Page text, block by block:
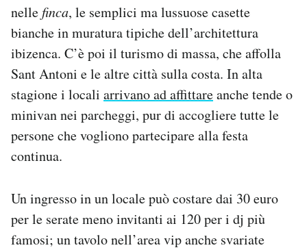
nelle finca, le semplici ma lussuose casette
bianche in muratura tipiche dell’architettura
ibizenca. C’è poi il turismo di massa, che affolla
Sant Antoni e le altre città sulla costa. In alta
stagione i locali arrivano ad affittareanche tende o
minivan nei parcheggi, pur di accogliere tutte le
persone che vogliono partecipare alla festa
continua.
Un ingresso in un locale può costare dai 30 euro
per le serate meno invitanti ai 120 per i dj più
famosi; un tavolo nell’area vip anche svariate